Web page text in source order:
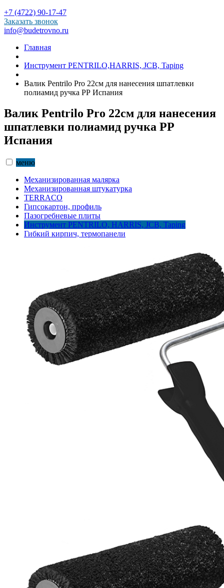
+7 (4722) 90-17-47
Заказать звонок
info@budetrovno.ru
Главная
Инструмент PENTRILO,HARRIS, JCB, Taping
Валик Pentrilo Pro 22см для нанесения шпатлевки
полиамид ручка РР Испания
Валик Pentrilo Pro 22см для нанесения
шпатлевки полиамид ручка РР
Испания
меню
Механизированная малярка
Механизированная штукатурка
TERRACO
Гипсокартон, профиль
Пазогребневые плиты
Инструмент PENTRILO, HARRIS, JCB, Taping
Гибкий кирпич, термопанели